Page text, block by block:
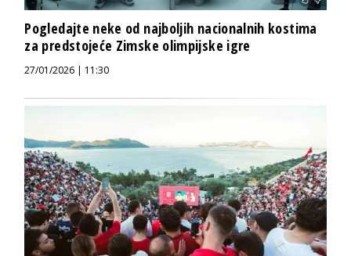
Pogledajte neke od najboljih nacionalnih kostima
za predstojeće Zimske olimpijske igre
27/01/2026 | 11:30